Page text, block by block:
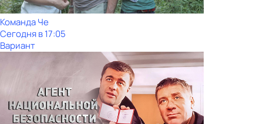
Команда Че
Сегодня в 17:05
Вариант